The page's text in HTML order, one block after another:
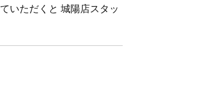
いただくと 城陽店スタッ